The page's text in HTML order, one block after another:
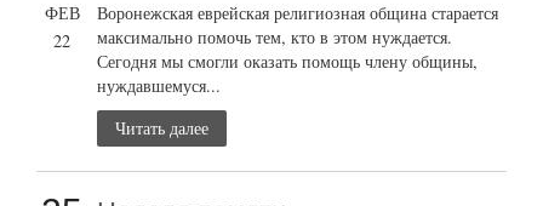
ФЕВ
22
Воронежская еврейская религиозная община старается
максимально помочь тем, кто в этом нуждается.
Сегодня мы смогли оказать помощь члену общины,
нуждавшемуся...
Читать далее